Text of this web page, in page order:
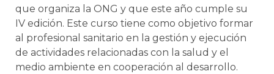
que organiza la ONG y que este año cumple su
IV edición. Este curso tiene como objetivo formar
al profesional sanitario en la gestión y ejecución
de actividades relacionadas con la salud y el
medio ambiente en cooperación al desarrollo.